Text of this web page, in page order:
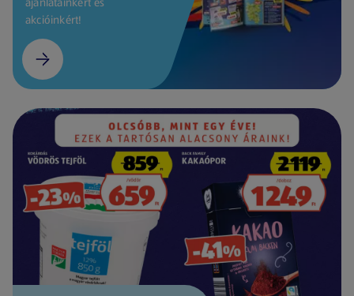
akcióinkért!